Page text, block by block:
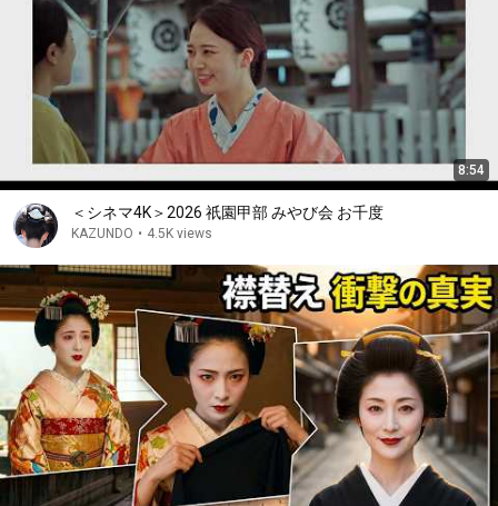
8:54
＜シネマ4K＞2026 祇園甲部 みやび会 お千度
KAZUNDO • 4.5K views